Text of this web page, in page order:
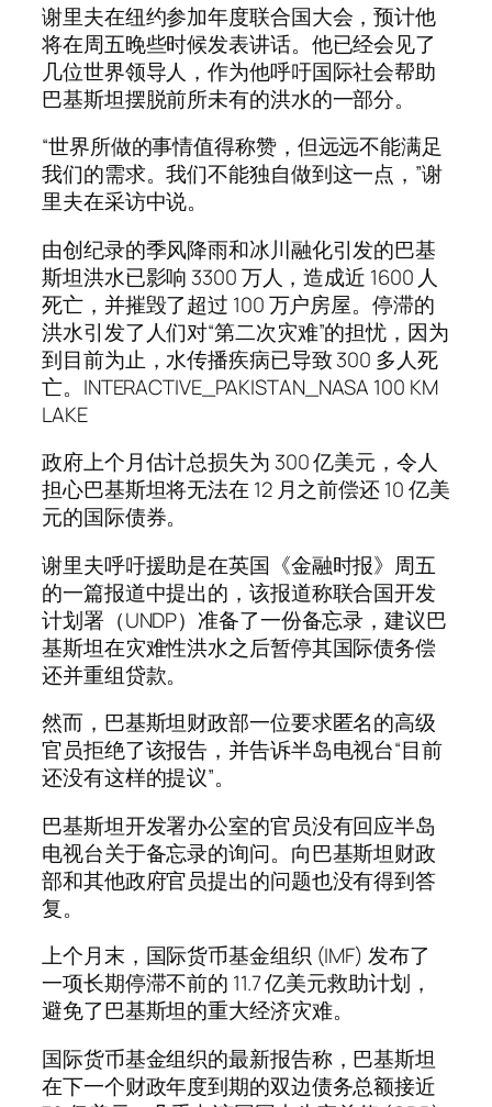
谢里夫在纽约参加年度联合国大会，预计他
将在周五晚些时候发表讲话。他已经会见了
几位世界领导人，作为他呼吁国际社会帮助
巴基斯坦摆脱前所未有的洪水的一部分。
“世界所做的事情值得称赞，但远远不能满足
我们的需求。我们不能独自做到这一点，”谢
里夫在采访中说。
由创纪录的季风降雨和冰川融化引发的巴基
斯坦洪水已影响 3300 万人，造成近 1600 人
死亡，并摧毁了超过 100 万户房屋。停滞的
洪水引发了人们对“第二次灾难”的担忧，因为
到目前为止，水传播疾病已导致 300 多人死
亡。INTERACTIVE_PAKISTAN_NASA 100 KM
LAKE
政府上个月估计总损失为 300 亿美元，令人
担心巴基斯坦将无法在 12 月之前偿还 10 亿美
元的国际债券。
谢里夫呼吁援助是在英国《金融时报》周五
的一篇报道中提出的，该报道称联合国开发
计划署（UNDP）准备了一份备忘录，建议巴
基斯坦在灾难性洪水之后暂停其国际债务偿
还并重组贷款。
然而，巴基斯坦财政部一位要求匿名的高级
官员拒绝了该报告，并告诉半岛电视台“目前
还没有这样的提议”。
巴基斯坦开发署办公室的官员没有回应半岛
电视台关于备忘录的询问。向巴基斯坦财政
部和其他政府官员提出的问题也没有得到答
复。
上个月末，国际货币基金组织 (IMF) 发布了
一项长期停滞不前的 11.7 亿美元救助计划，
避免了巴基斯坦的重大经济灾难。
国际货币基金组织的最新报告称，巴基斯坦
在下一个财政年度到期的双边债务总额接近